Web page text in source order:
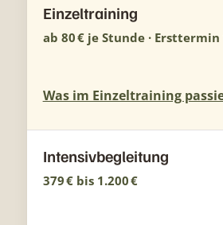
Einzeltraining
ab 80 € je Stunde · Ersttermin
Was im Einzeltraining
Intensivbegleitung
379 € bis 1.200 €